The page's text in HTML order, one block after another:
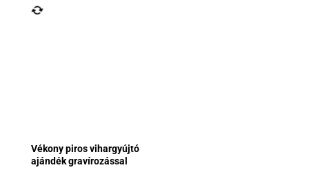
Vékony piros vihargyújtó
ajándék gravírozással